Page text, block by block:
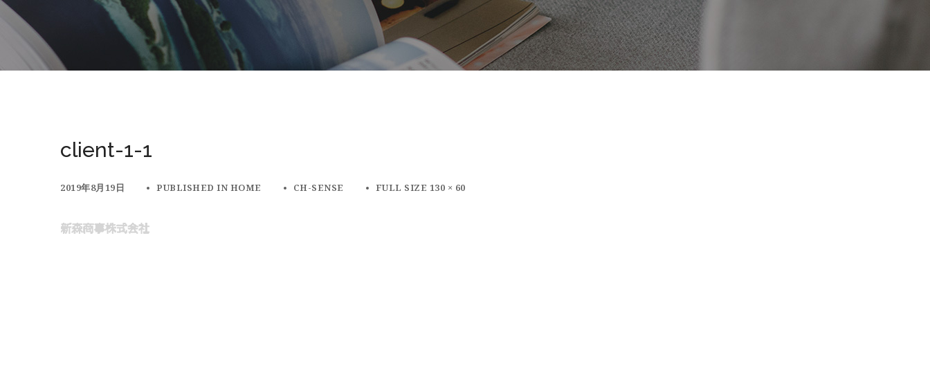
client-1-1
2019年8月19日 PUBLISHED IN HOME CH-SENSE FULL SIZE 130 × 60